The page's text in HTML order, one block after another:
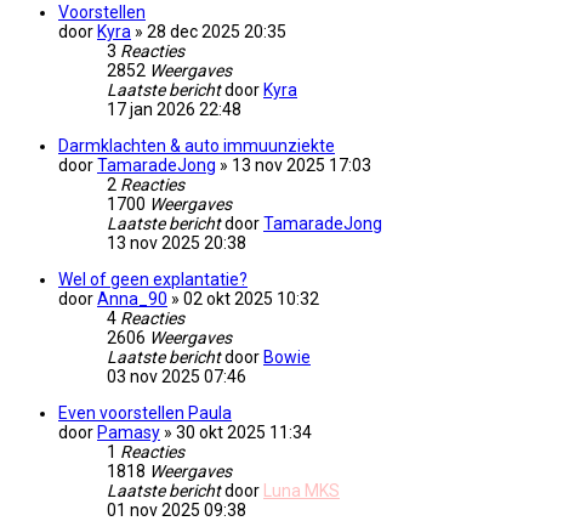
Voorstellen
door Kyra » 28 dec 2025 20:35
3 Reacties
2852 Weergaves
Laatste berichtdoor Kyra
17 jan 2026 22:48
Darmklachten & auto immuunziekte
doorTamaradeJong » 13 nov 2025 17:03
2 Reacties
1700 Weergaves
Laatste berichtdoorTamaradeJong
13 nov 2025 20:38
Wel of geen explantatie?
doorAnna_90 » 02 okt 2025 10:32
4 Reacties
2606 Weergaves
Laatste berichtdoor Bowie
03 nov 2025 07:46
Even voorstellen Paula
door Pamasy » 30 okt 2025 11:34
1 Reacties
1818 Weergaves
Laatste berichtdoor
Luna MKS
01 nov 2025 09:38